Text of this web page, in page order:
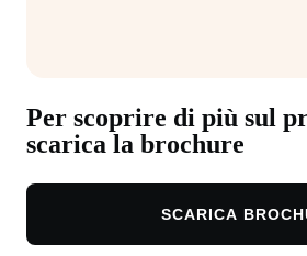
Per scoprire di più sul
scarica la brochure
SCARICA